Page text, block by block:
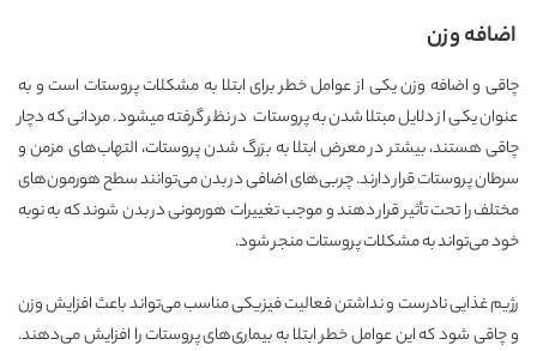
اضافه وزن
چاقی و اضافه وزن یکی از عوامل خطر برای ابتلا به مشکلات پروستات است و به
عنوان یکی از دلایل مبتلا شدن به پروستات در نظر گرفته میشود. مردانی که دچار
چاقی هستند، بیشتر در معرض ابتلا به بزرگ شدن پروستات، التهاب‌های مزمن و
سرطان پروستات قرار دارند. چربی‌های اضافی در بدن می‌توانند سطح هورمون‌های
مختلف را تحت تأثیر قرار دهند و موجب تغییرات هورمونی در بدن شوند که به نوبه
خود می‌تواند به مشکلات پروستات منجر شود.
رژیم غذایی نادرست و نداشتن فعالیت فیزیکی مناسب می‌تواند باعث افزایش وزن
و چاقی شود که این عوامل خطر ابتلا به بیماری‌های پروستات را افزایش می‌دهند.